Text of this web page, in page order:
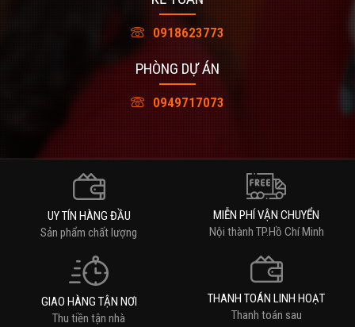
0918623773
PHÒNG DỰ ÁN
0949717073
UY TÍN HÀNG ĐẦU
Sản phẩm chất lượng
MIỄN PHÍ VẬN CHUYỂN
Nội thành TP.Hồ Chí Minh
GIAO HÀNG TẬN NƠI
Thu tiền tận nhà
THANH TOÁN LINH HOẠT
Thanh toán sau